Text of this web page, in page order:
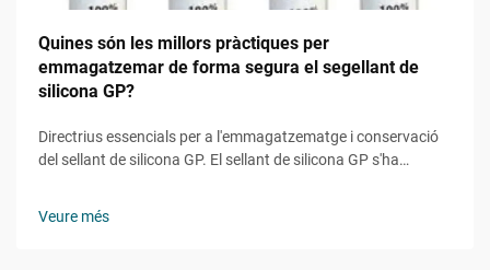
Quines són les millors pràctiques per
emmagatzemar de forma segura el segellant de
silicona GP?
Directrius essencials per a l'emmagatzematge i conservació
del sellant de silicona GP. El sellant de silicona GP s'ha
Veure més